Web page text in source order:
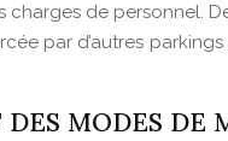
de personnel.
par d’autres
DES MODES DE